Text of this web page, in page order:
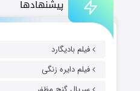
پیشنهادها
فیلم بادیگارد
فیلم دایره زنگی